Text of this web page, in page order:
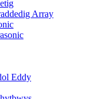
Array
Eddy